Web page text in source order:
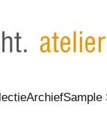
ArchiefSample